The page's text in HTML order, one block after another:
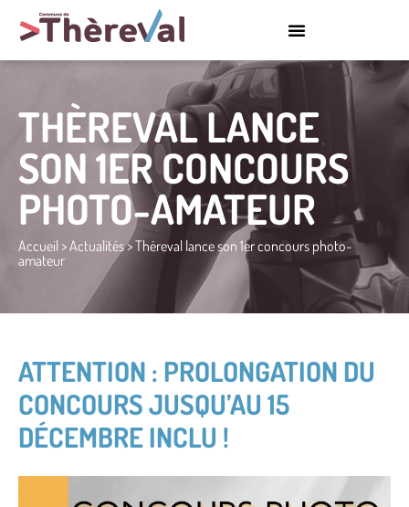
THÈREVAL LANCE
SON 1ER CONCOURS
PHOTO-AMATEUR
Accueil >Actualités>Thèreval lance son 1er concours photo-
amateur
ATTENTION : PROLONGATION DU
CONCOURS JUSQU’AU 15
DÉCEMBRE INCLU !